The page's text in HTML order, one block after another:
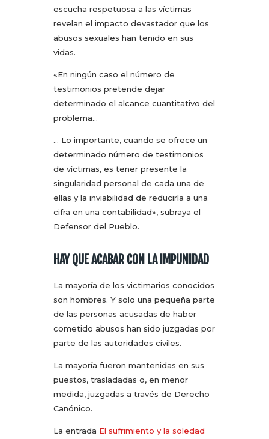
escucha respetuosa a las víctimas
revelan el impacto devastador que los
abusos sexuales han tenido en sus
vidas.
«En ningún caso el número de
testimonios pretende dejar
determinado el alcance cuantitativo del
problema…
… Lo importante, cuando se ofrece un
determinado número de testimonios
de víctimas, es tener presente la
singularidad personal de cada una de
ellas y la inviabilidad de reducirla a una
cifra en una contabilidad», subraya el
Defensor del Pueblo.
HAY QUE ACABAR CON LA IMPUNIDAD
La mayoría de los victimarios conocidos
son hombres. Y solo una pequeña parte
de las personas acusadas de haber
cometido abusos han sido juzgadas por
parte de las autoridades civiles.
La mayoría fueron mantenidas en sus
puestos, trasladadas o, en menor
medida, juzgadas a través de Derecho
Canónico.
La entrada El sufrimiento y la soledad